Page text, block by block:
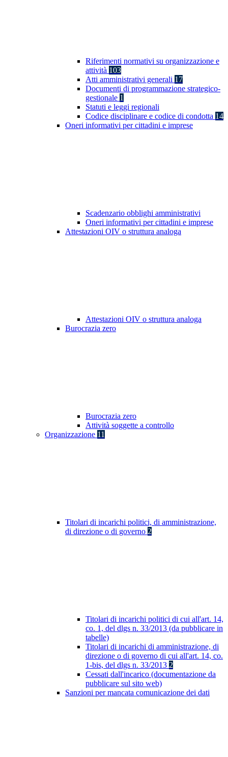
Riferimenti normativi su organizzazione e
attività 103
Atti amministrativi generali 17
Documenti di programmazione strategico-
gestionale 1
Statuti e leggi regionali
Codice disciplinare e codice di condotta 14
Oneri informativi per cittadini e imprese
Scadenzario obblighi amministrativi
Oneri informativi per cittadini e imprese
Attestazioni OIV o struttura analoga
Attestazioni OIV o struttura analoga
Burocrazia zero
Burocrazia zero
Attività soggette a controllo
Organizzazione 11
Titolari di incarichi politici, di amministrazione,
di direzione o di governo 2
Titolari di incarichi politici di cui all'art. 14,
co. 1, del dlgs n. 33/2013 (da pubblicare in
tabelle)
Titolari di incarichi di amministrazione, di
direzione o di governo di cui all'art. 14, co.
1-bis, del dlgs n. 33/2013 2
Cessati dall'incarico (documentazione da
pubblicare sul sito web)
Sanzioni per mancata comunicazione dei dati